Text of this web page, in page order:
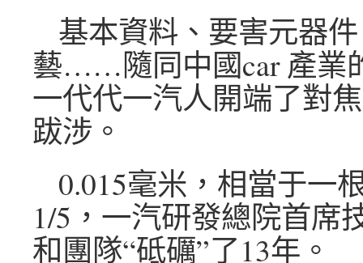
基本資料、要害元器
藝……隨同中國car 產業
一代代一汽人開端了對
跋涉。
0.015毫米，相當于一
1/5，一汽研發總院首席
和團隊“砥礪”了13年。